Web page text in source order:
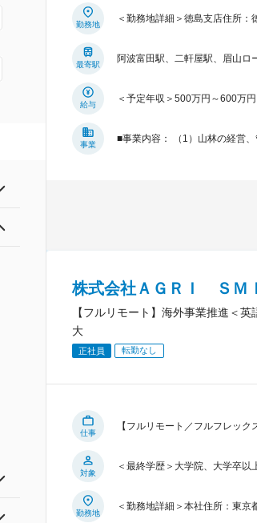
勤務地
＜勤務地詳細＞徳島支店住所：
最寄駅
阿波富田駅、二軒屋駅、眉山ロ
給与
＜予定年収＞500万円～600万
事業
■事業内容： （1）山林の経営
株式会社ＡＧＲＩ ＳＭ
【フルリモート】海外事業推進＜
大
正社員 転勤なし
仕事
【フルリモート／フルフレッ
対象
＜最終学歴＞大学院、大学卒以
勤務地
＜勤務地詳細＞本社住所：東